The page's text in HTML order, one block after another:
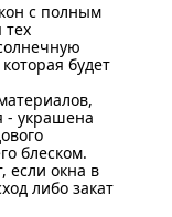
с полным
будет
- украшена
блеском.
если окна в
либо закат